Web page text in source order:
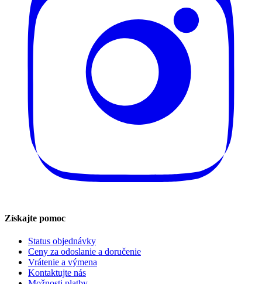
Získajte pomoc
Status objednávky
Ceny za odoslanie a doručenie
Vrátenie a výmena
Kontaktujte nás